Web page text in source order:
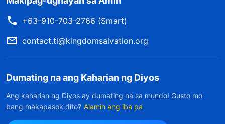
+63-910-703-2766 (Smart)
contact.tl@kingdomsalvation.org
Dumating na ang Kaharian ng Diyos
Ang kaharian ng Diyos ay dumating na sa mundo! Gusto mo
bang makapasok dito? Alamin ang iba pa